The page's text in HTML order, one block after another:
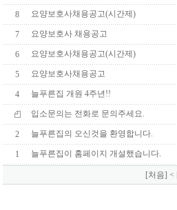
8 요양보호사채용공고(시간제)
7 요양보호사 채용공고
6 요양보호사채용공고(시간제)
5 요양보호사채용공고
4 늘푸른집 개원 4주년!!
입소문의는 전화로 문의주세요.
2 늘푸른집의 오신것을 환영합니다.
1 늘푸른집이 홈페이지 개설했습니다.
[처음] <